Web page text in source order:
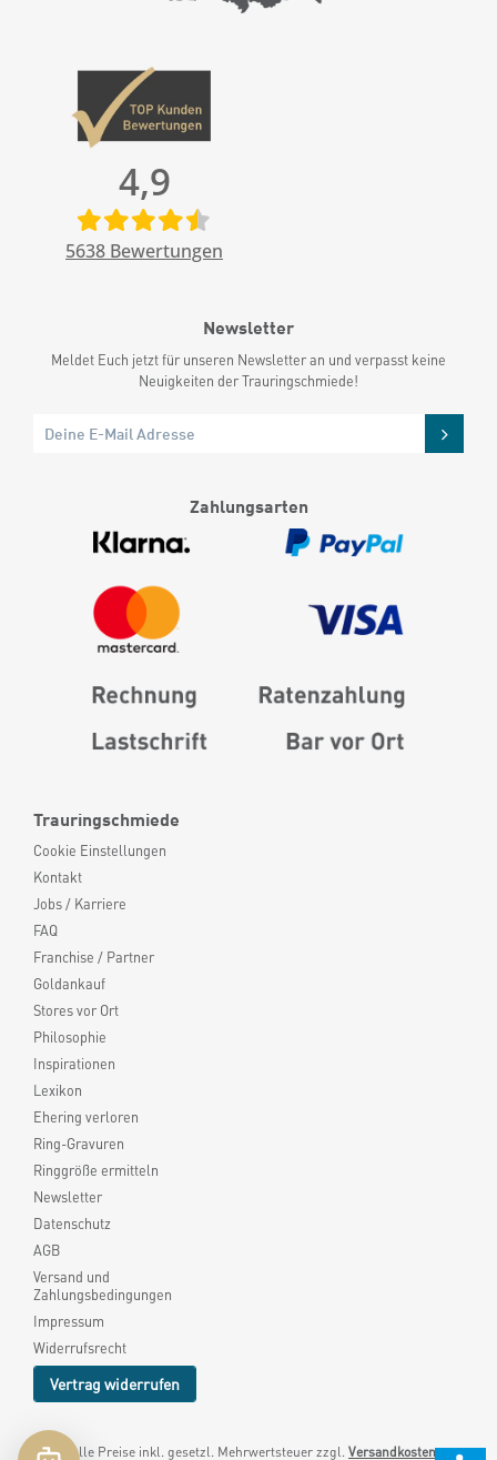
Trauringschmiede
Cookie Einstellungen
Kontakt
Jobs / Karriere
FAQ
Franchise / Partner
Goldankauf
Stores vor Ort
Philosophie
Inspirationen
Lexikon
Ehering verloren
Ring-Gravuren
Ringgröße ermitteln
Newsletter
Datenschutz
AGB
Versand und
Zahlungsbedingungen
Impressum
Widerrufsrecht
Vertrag widerrufen
4,9
5638 Bewertungen
Newsletter
Meldet Euch jetzt für unseren Newsletter an und verpasst keine
Neuigkeiten der Trauringschmiede!
Zahlungsarten
* Alle Preise inkl. gesetzl. Mehrwertsteuer zzgl. Versandkosten